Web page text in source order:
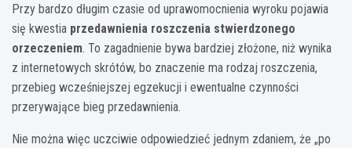
Przy bardzo długim czasie od uprawomocnienia wyroku pojawia
się kwestia przedawnienia roszczenia stwierdzonego
orzeczeniem. To zagadnienie bywa bardziej złożone, niż wynika
z internetowych skrótów, bo znaczenie ma rodzaj roszczenia,
przebieg wcześniejszej egzekucji i ewentualne czynności
przerywające bieg przedawnienia.
Nie można więc uczciwie odpowiedzieć jednym zdaniem, że „po